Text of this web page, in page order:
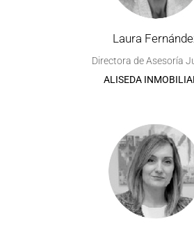
Laura
Directora de Asesoría
ALISEDA